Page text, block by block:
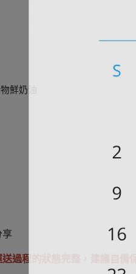
鮮奶油
享
送過程的狀態完整，建議自備